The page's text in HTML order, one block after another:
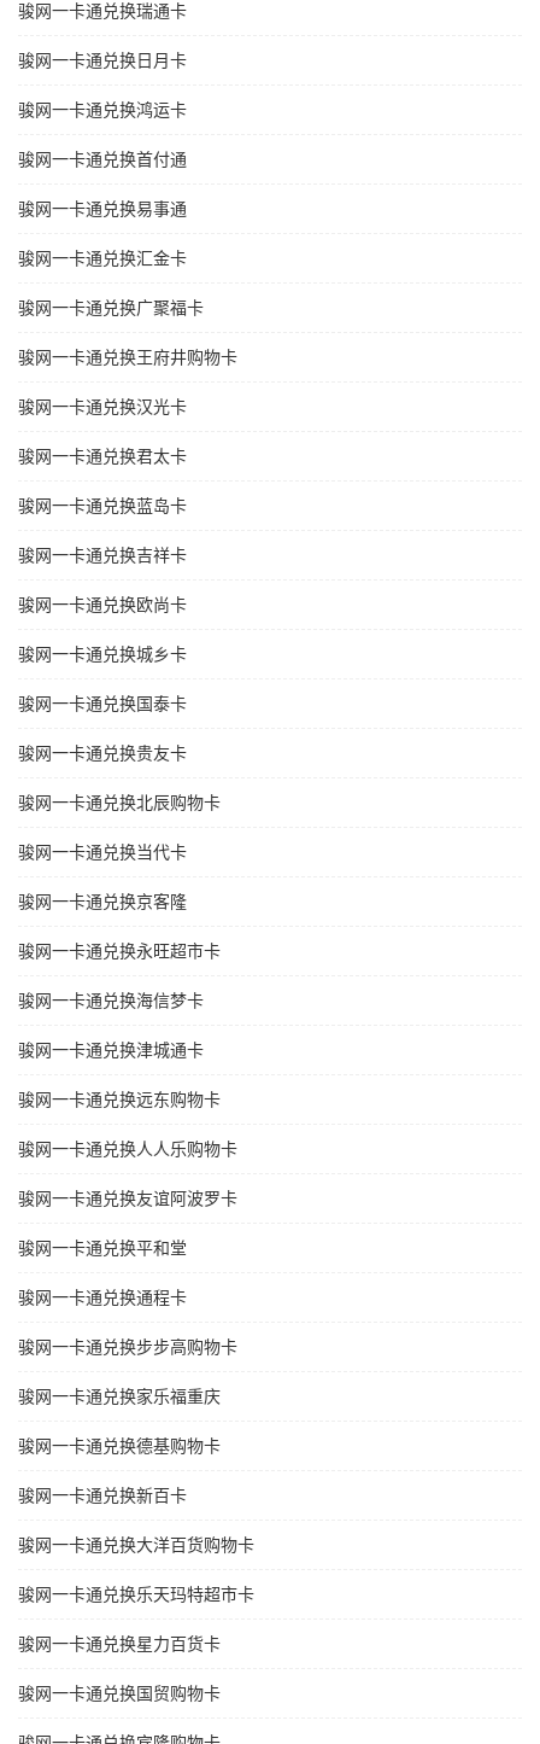
骏网一卡通兑换瑞通卡
骏网一卡通兑换日月卡
骏网一卡通兑换鸿运卡
骏网一卡通兑换首付通
骏网一卡通兑换易事通
骏网一卡通兑换汇金卡
骏网一卡通兑换广聚福卡
骏网一卡通兑换王府井购物卡
骏网一卡通兑换汉光卡
骏网一卡通兑换君太卡
骏网一卡通兑换蓝岛卡
骏网一卡通兑换吉祥卡
骏网一卡通兑换欧尚卡
骏网一卡通兑换城乡卡
骏网一卡通兑换国泰卡
骏网一卡通兑换贵友卡
骏网一卡通兑换北辰购物卡
骏网一卡通兑换当代卡
骏网一卡通兑换京客隆
骏网一卡通兑换永旺超市卡
骏网一卡通兑换海信梦卡
骏网一卡通兑换津城通卡
骏网一卡通兑换远东购物卡
骏网一卡通兑换人人乐购物卡
骏网一卡通兑换友谊阿波罗卡
骏网一卡通兑换平和堂
骏网一卡通兑换通程卡
骏网一卡通兑换步步高购物卡
骏网一卡通兑换家乐福重庆
骏网一卡通兑换德基购物卡
骏网一卡通兑换新百卡
骏网一卡通兑换大洋百货购物卡
骏网一卡通兑换乐天玛特超市卡
骏网一卡通兑换星力百货卡
骏网一卡通兑换国贸购物卡